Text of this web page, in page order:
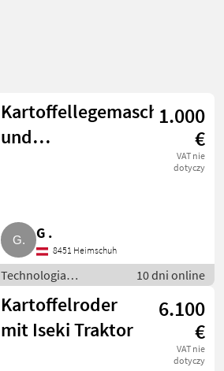
Kartoffellegemaschine
und
1.000
€
VAT nie
dotyczy
G .
8451 Heimschuh
Technologia
ziemniaczana / Inne
rozwiązania
technologiczne dla
ziemniaków
10 dni online
Kartoffelroder
mit Iseki Traktor
6.100
€
VAT nie
dotyczy